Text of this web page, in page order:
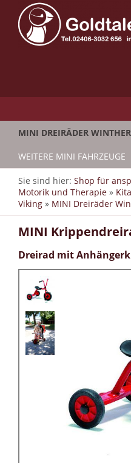
MINI DREIRÄDER WINTHER
WEITERE MINI FAHRZEUGE
Sie sind hier: Shop für
Motorik und Therapie »
Viking » MINI Dreiräder
MINI
Dreirad mit